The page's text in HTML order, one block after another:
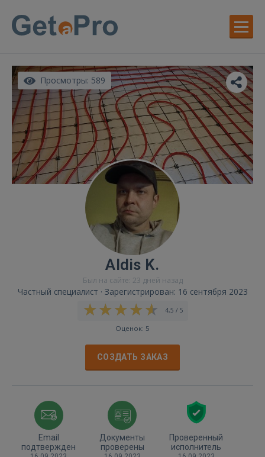
Просмотры: 589
Aldis K.
Был на сайте: 23 дней назад
Частный специалист · Зарегистрирован: 16 сентября 2023
4,5 / 5
Оценок: 5
СОЗДАТЬ ЗАКАЗ
Email
подтвержден
Документы
проверены
Проверенный
исполнитель